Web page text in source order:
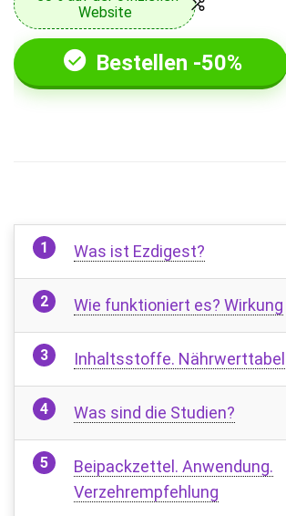
Website
Bestellen -50%
Was ist Ezdigest?
Wie funktioniert es? Wirkung
Inhaltsstoffe.
Was sind die Studien?
Beipackzettel. Anwendung.
Verzehrempfehlung